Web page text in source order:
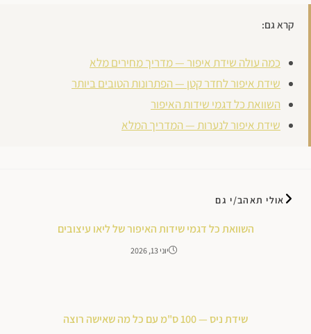
קרא גם:
כמה עולה שידת איפור — מדריך מחירים מלא
שידת איפור לחדר קטן — הפתרונות הטובים ביותר
השוואת כל דגמי שידות האיפור
שידת איפור לנערות — המדריך המלא
אולי תאהב/י גם
השוואת כל דגמי שידות האיפור של ליאו עיצובים
יוני 13, 2026
שידת ניס — 100 ס"מ עם כל מה שאישה רוצה